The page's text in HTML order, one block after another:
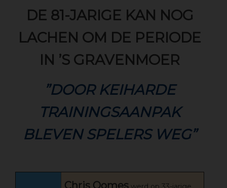
DE 81-JARIGE KAN NOG
LACHEN OM DE PERIODE
IN ’S GRAVENMOER
”DOOR KEIHARDE
TRAININGSAANPAK
BLEVEN SPELERS WEG”